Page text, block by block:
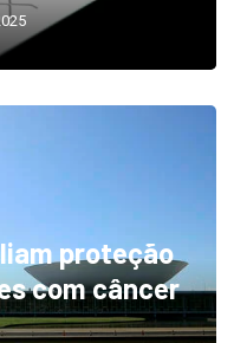
proteção
com câncer